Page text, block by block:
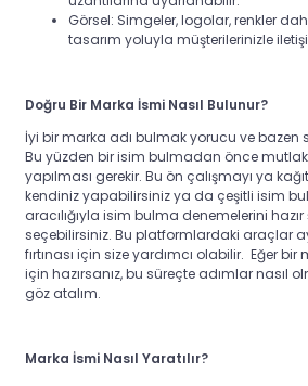
Görsel: Simgeler, logolar, renkler
tasarım yoluyla müşterilerinizle
Doğru Bir Marka İsmi Nasıl Bulunur?
İyi bir marka adı bulmak yorucu ve bazen
Bu yüzden bir isim bulmadan önce
yapılması gerekir. Bu ön çalışmayı ya
kendiniz yapabilirsiniz ya da çeşitli isim
aracılığıyla isim bulma denemelerini
seçebilirsiniz. Bu platformlardaki araçlar
fırtınası için size yardımcı olabilir. Eğer
için hazırsanız, bu süreçte adımlar nasıl
göz atalım.
Marka İsmi Nasıl Yaratılır?